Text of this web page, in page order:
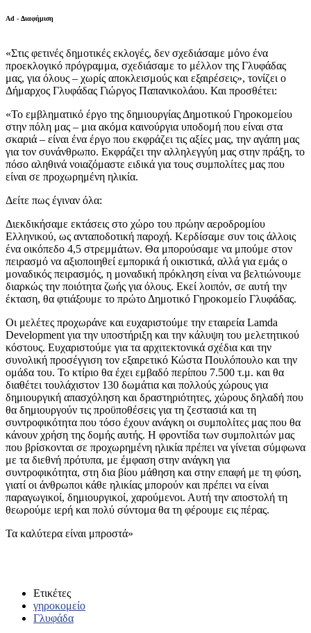
Ad - Διαφήμιση
«Στις φετινές δημοτικές εκλογές, δεν σχεδιάσαμε μόνο ένα
προεκλογικό πρόγραμμα, σχεδιάσαμε το μέλλον της Γλυφάδας
μας, για όλους – χωρίς αποκλεισμούς και εξαιρέσεις», τονίζει ο
Δήμαρχος Γλυφάδας Γιώργος Παπανικολάου. Και προσθέτει:
«Το εμβληματικό έργο της δημιουργίας Δημοτικού Γηροκομείου
στην πόλη μας – μια ακόμα καινούργια υποδομή που είναι στα
σκαριά – είναι ένα έργο που εκφράζει τις αξίες μας, την αγάπη μας
για τον συνάνθρωπο. Εκφράζει την αλληλεγγύη μας στην πράξη, το
πόσο αληθινά νοιαζόμαστε ειδικά για τους συμπολίτες μας που
είναι σε προχωρημένη ηλικία.
Δείτε πως έγιναν όλα:
Διεκδικήσαμε εκτάσεις στο χώρο του πρώην αεροδρομίου
Ελληνικού, ως ανταποδοτική παροχή. Κερδίσαμε συν τοις άλλοις
ένα οικόπεδο 4,5 στρεμμάτων. Θα μπορούσαμε να μπούμε στον
πειρασμό να αξιοποιηθεί εμπορικά ή οικιστικά, αλλά για εμάς ο
μοναδικός πειρασμός, η μοναδική πρόκληση είναι να βελτιώνουμε
διαρκώς την ποιότητα ζωής για όλους. Εκεί λοιπόν, σε αυτή την
έκταση, θα φτιάξουμε το πρώτο Δημοτικό Γηροκομείο Γλυφάδας.
Οι μελέτες προχωράνε και ευχαριστούμε την εταιρεία Lamda
Development για την υποστήριξη και την κάλυψη του μελετητικού
κόστους. Ευχαριστούμε για τα αρχιτεκτονικά σχέδια και την
συνολική προσέγγιση τον εξαιρετικό Κώστα Πουλόπουλο και την
ομάδα του. Το κτίριο θα έχει εμβαδό περίπου 7.500 τ.μ. και θα
διαθέτει τουλάχιστον 130 δωμάτια και πολλούς χώρους για
δημιουργική απασχόληση και δραστηριότητες, χώρους δηλαδή που
θα δημιουργούν τις προϋποθέσεις για τη ζεστασιά και τη
συντροφικότητα που τόσο έχουν ανάγκη οι συμπολίτες μας που θα
κάνουν χρήση της δομής αυτής. Η φροντίδα των συμπολιτών μας
που βρίσκονται σε προχωρημένη ηλικία πρέπει να γίνεται σύμφωνα
με τα διεθνή πρότυπα, με έμφαση στην ανάγκη για
συντροφικότητα, στη δια βίου μάθηση και στην επαφή με τη φύση,
γιατί οι άνθρωποι κάθε ηλικίας μπορούν και πρέπει να είναι
παραγωγικοί, δημιουργικοί, χαρούμενοι. Αυτή την αποστολή τη
θεωρούμε ιερή και πολύ σύντομα θα τη φέρουμε εις πέρας.
Τα καλύτερα είναι μπροστά»
Ετικέτες
γηροκομείο
Γλυφάδα